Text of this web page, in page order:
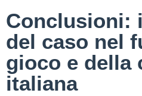
Conclusioni:
del caso nel
gioco e della
italiana